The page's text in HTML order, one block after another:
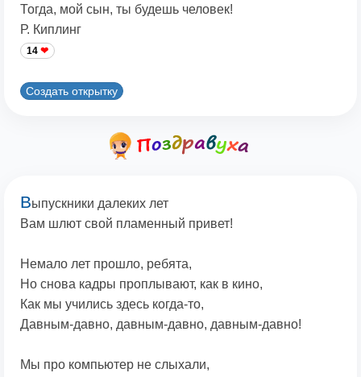
Тогда, мой сын, ты будешь человек!
Р. Киплинг
14
Создать открытку
Выпускники далеких лет
Вам шлют свой пламенный привет!
Немало лет прошло, ребята,
Но снова кадры проплывают, как в кино,
Как мы учились здесь когда-то,
Давным-давно, давным-давно, давным-давно!
Мы про компьютер не слыхали,